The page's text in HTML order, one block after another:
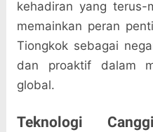
kehadiran yang terus-
memainkan peran
Tiongkok sebagai
dan proaktif dalam
global.
Teknologi